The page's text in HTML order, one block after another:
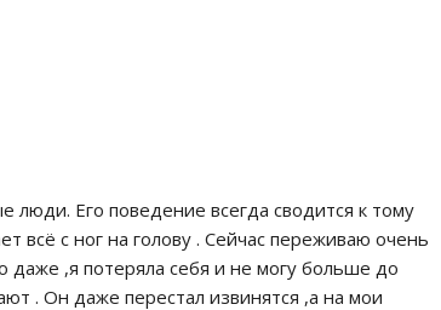
Его поведение всегда сводится к тому
всё с ног на голову . Сейчас переживаю очень
даже ,я потеряла себя и не могу больше до
. Он даже перестал извинятся ,а на мои